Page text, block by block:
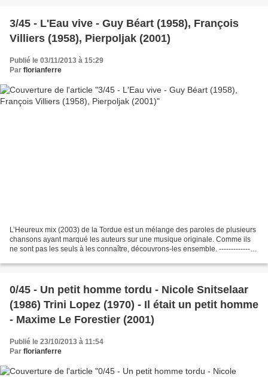
3/45 - L'Eau vive - Guy Béart (1958), François
Villiers (1958), Pierpoljak (2001)
Publié le 03/11/2013 à 15:29
Par florianferre
L’Heureux mix (2003) de la Tordue est un mélange des paroles de plusieurs
chansons ayant marqué les auteurs sur une musique originale. Comme ils
ne sont pas les seuls à les connaître, découvrons-les ensemble. ---------------
0/45 - Un petit homme tordu - Nicole Snitselaar
(1986) Trini Lopez (1970) - Il était un petit homme
- Maxime Le Forestier (2001)
Publié le 23/10/2013 à 11:54
Par florianferre